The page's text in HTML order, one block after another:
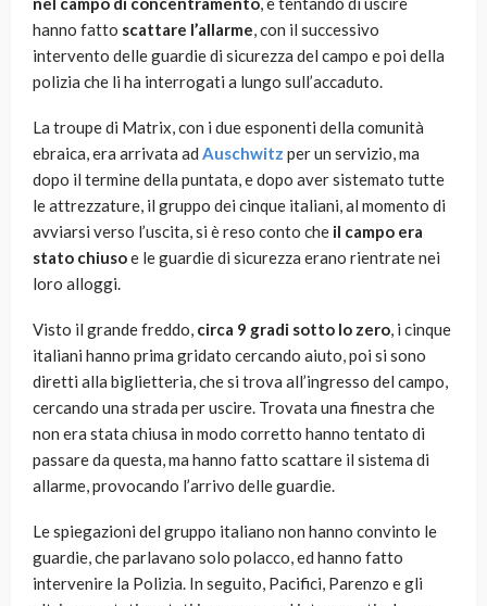
hanno fatto scattare l’allarme, con il successivo
intervento delle guardie di sicurezza del campo e poi della
polizia che li ha interrogati a lungo sull’accaduto.
La troupe di Matrix, con i due esponenti della comunità
ebraica, era arrivata ad Auschwitz per un servizio, ma
dopo il termine della puntata, e dopo aver sistemato tutte
le attrezzature, il gruppo dei cinque italiani, al momento di
avviarsi verso l’uscita, si è reso conto che il campo era
stato chiusoe le guardie di sicurezza erano rientrate nei
loro alloggi.
Visto il grande freddo, circa 9 gradi sotto lo zero, i cinque
italiani hanno prima gridato cercando aiuto, poi si sono
diretti alla biglietteria, che si trova all’ingresso del campo,
cercando una strada per uscire. Trovata una finestra che
non era stata chiusa in modo corretto hanno tentato di
passare da questa, ma hanno fatto scattare il sistema di
allarme, provocando l’arrivo delle guardie.
Le spiegazioni del gruppo italiano non hanno convinto le
guardie, che parlavano solo polacco, ed hanno fatto
intervenire la Polizia. In seguito, Pacifici, Parenzo e gli